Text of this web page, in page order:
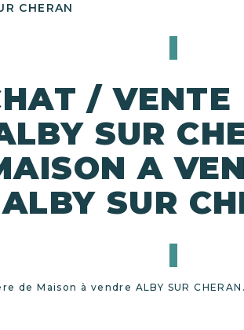
CHERAN
/ VENTE
SUR
A
ALBY SUR
Maison à vendre ALBY SUR